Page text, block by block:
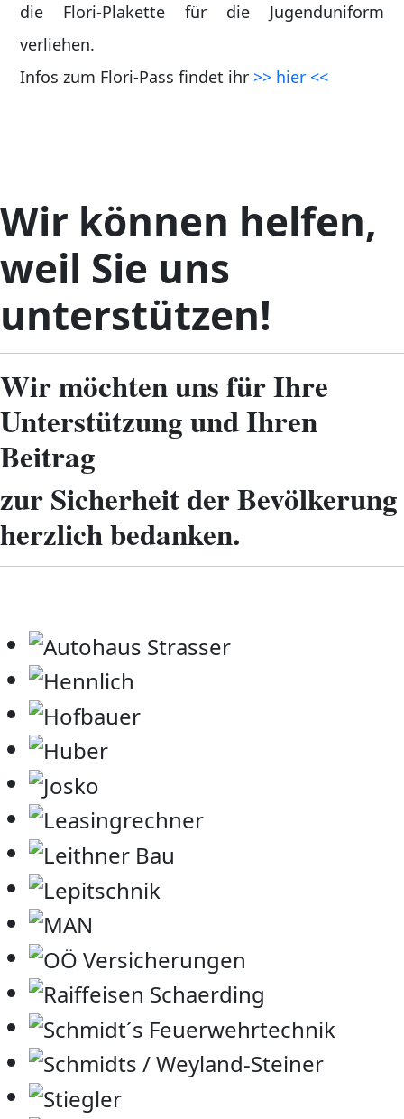
die Flori-Plakette für die Jugenduniform
verliehen.
Infos zum Flori-Pass findet ihr >> hier <<
Wir können helfen,
weil Sie uns
unterstützen!
Wir möchten uns für Ihre
Unterstützung und Ihren
Beitrag
zur Sicherheit der Bevölkerung
herzlich bedanken.